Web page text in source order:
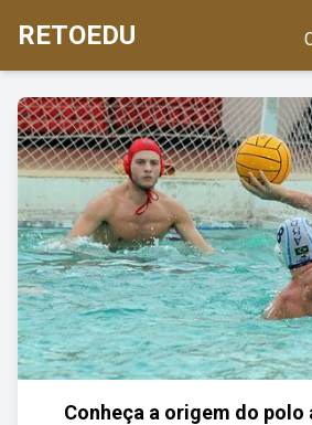
RETOEDU
Conheça a origem do polo